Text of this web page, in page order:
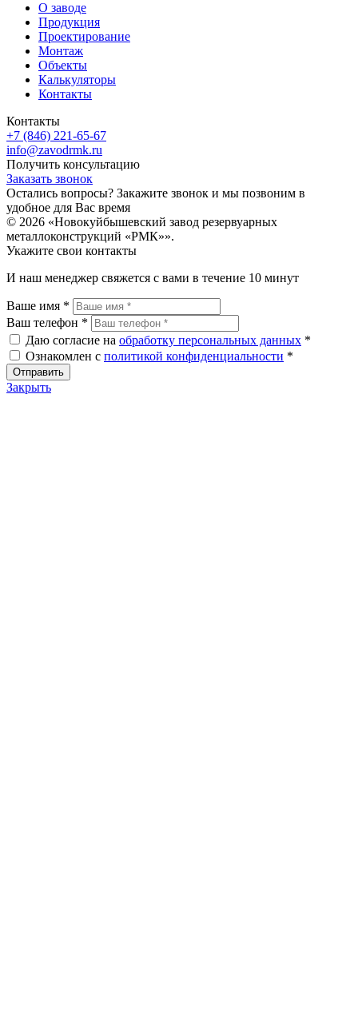
О заводе
Продукция
Проектирование
Монтаж
Объекты
Калькуляторы
Контакты
Контакты
+7 (846) 221-65-67
info@zavodrmk.ru
Получить консультацию
Заказать звонок
Остались вопросы? Закажите звонок и мы позвоним в
удобное для Вас время
© 2026 «Новокуйбышевский завод резервуарных
металлоконструкций «РМК»».
Укажите свои контакты
И наш менеджер свяжется с вами в течение 10 минут
Ваше имя *
Ваш телефон *
Даю согласие на обработку персональных данных *
Ознакомлен с политикой конфиденциальности *
Закрыть